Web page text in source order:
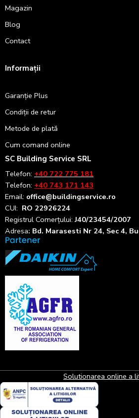
Magazin
Blog
Contact
Informații
Garanție Plus
Condiții de retur
Metode de plată
Cum comand online
SC Building Service SRL
Telefon: +40 722 775 181
Telefon: +40 743 171 143
Email: office@buildingservice.ro
CUI: RO 22926224
Registrul Comerțului:J40/23454/2007
Adresa: Bd. Marasesti Nr 24, Sec 4,
Solutionarea online a